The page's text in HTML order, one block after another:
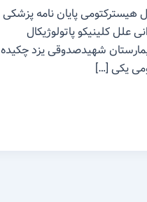
هیسترکتومی پایان نامه پزشکی
علل کلینیکو پاتولوژیکال
شهیدصدوقی یزد چکیده
یکی […]